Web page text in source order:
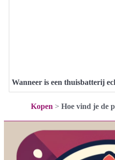
Wanneer is een thuisbatterij
Kopen > Hoe vind je de